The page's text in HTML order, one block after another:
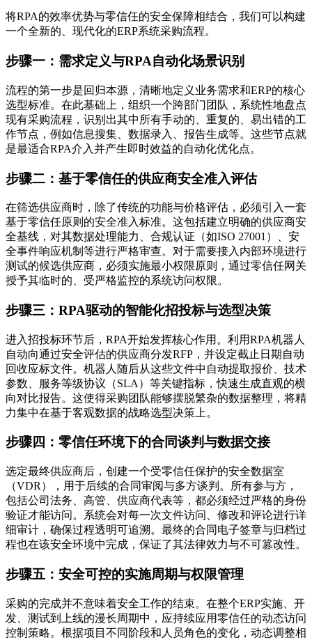
将RPA的效率优势与零信任的安全保障相结合，我们可以构建
一个全新的、现代化的ERP系统采购流程。
步骤一：需求定义与RPA自动化场景识别
流程的第一步是回归本源，清晰地定义业务需求和ERP的核心
选型标准。在此基础上，组织一个跨部门团队，系统性地盘点
现有采购流程，识别出其中所有手动的、重复的、易出错的工
作节点，例如信息搜集、数据录入、报告生成等。这些节点就
是最适合RPA介入并产生即时效益的自动化优化点。
步骤二：基于零信任的供应商安全准入评估
在筛选供应商时，除了传统的功能与价格评估，必须引入一套
基于零信任原则的安全准入标准。这包括建立明确的供应商安
全基线，对其数据处理能力、合规认证（如ISO 27001）、安
全事件响应机制等进行严格审查。对于需要接入内部环境进行
测试的候选供应商，必须实施最小权限原则，通过零信任网关
授予其临时的、受严格监控的系统访问权限。
步骤三：RPA驱动的智能化招投标与选型决策
进入招投标环节后，RPA开始发挥核心作用。利用RPA机器人
自动向通过安全评估的供应商分发RFP，并设定截止日期自动
回收应标文件。机器人随后从这些文件中自动提取报价、技术
参数、服务等级协议（SLA）等关键指标，快速生成直观的横
向对比报告。这使得采购团队能够摆脱繁杂的数据整理，将精
力集中在基于客观数据的战略选型决策上。
步骤四：零信任环境下的合同谈判与数据交接
选定最终供应商后，创建一个受零信任保护的安全数据室
（VDR），用于后续的合同审阅与多方谈判。所有参与方，
包括公司法务、高管、供应商代表等，都必须经过严格的身份
验证才能访问。系统会对每一次文件访问、修改和评论进行详
细审计，确保过程透明可追溯。最终的合同电子签章与归档过
程也在该安全环境中完成，保证了其法律效力与不可篡改性。
步骤五：安全可控的实施周期与权限管理
采购的完成并不意味着安全工作的结束。在整个ERP实施、开
发、测试到上线的漫长周期中，应持续应用零信任的动态访问
控制策略。根据项目不同阶段和人员角色的变化，动态调整相